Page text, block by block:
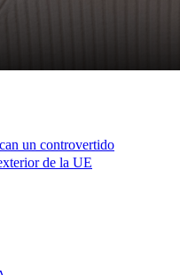
un controvertido
de la UE